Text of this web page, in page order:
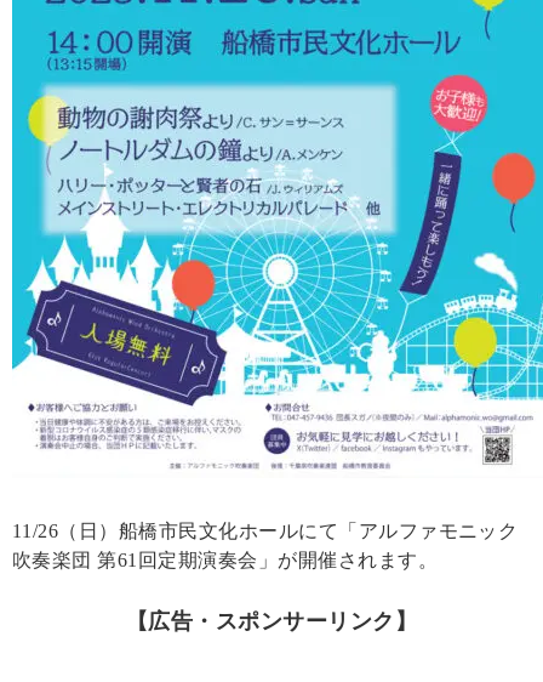
11/26（日）船橋市民文化ホールにて「アルファモニック
吹奏楽団 第61回定期演奏会」が開催されます。
【広告・スポンサーリンク】